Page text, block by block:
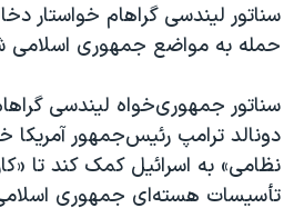
آرشیو پخش زنده
مجموعه مستندهای دادخواهی
تریبونال مردمی آبان ۹۸
چهل سال گروگان‌گیری
قانون شفافیت دارائی کادر رهبری ایران
سناتور لیندسی گراهام خواستار
حمله به مواضع جمهوری اسلامی
سناتور جمهوری‌خواه لیندسی
دونالد ترامپ رئیس‌جمهور آمریکا
نظامی» به اسرائیل کمک کند تا
تأسیسات هسته‌ای جمهوری اسلامی